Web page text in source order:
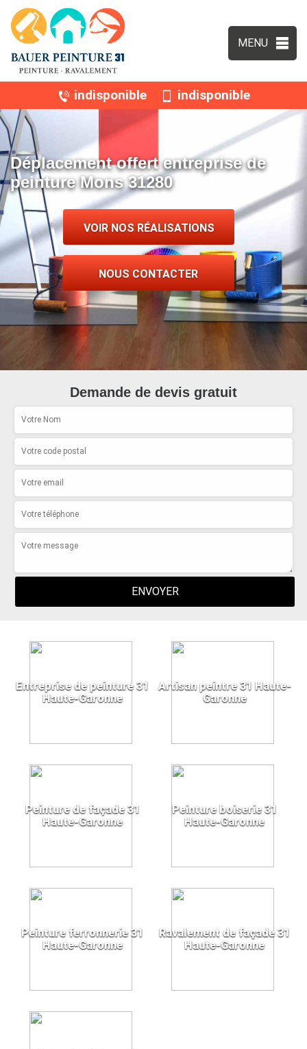
MENU
indisponible indisponible
Déplacement offert entreprise de
peinture Mons 31280
VOIR NOS RÉALISATIONS
NOUS CONTACTER
Demande de devis gratuit
Entreprise de peinture 31
Haute-Garonne
Artisan peintre 31 Haute-
Garonne
Peinture de façade 31
Haute-Garonne
Peinture boiserie 31
Haute-Garonne
Peinture ferronnerie 31
Haute-Garonne
Ravalement de façade 31
Haute-Garonne